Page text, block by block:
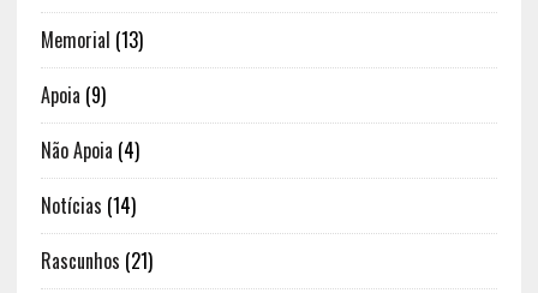
Memorial (13)
Apoia (9)
Não Apoia (4)
Notícias (14)
Rascunhos (21)